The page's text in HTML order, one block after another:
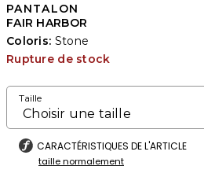
PANTALON
FAIR HARBOR
Coloris: Stone
Rupture de stock
Taille
CARACTÉRISTIQUES DE L'ARTICLE
taille normalement